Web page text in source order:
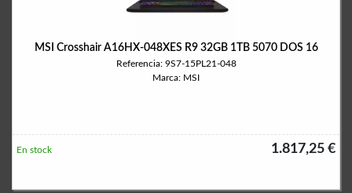
MSI Crosshair A16HX-048XES R9 32GB 1TB 5070 DOS 16
Referencia: 9S7-15PL21-048
Marca: MSI
1.817,25 €
En stock